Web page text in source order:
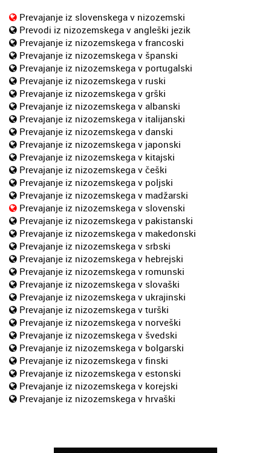
Prevajanje iz slovenskega v nizozemski
Prevodi iz nizozemskega v angleški jezik
Prevajanje iz nizozemskega v francoski
Prevajanje iz nizozemskega v španski
Prevajanje iz nizozemskega v portugalski
Prevajanje iz nizozemskega v ruski
Prevajanje iz nizozemskega v grški
Prevajanje iz nizozemskega v albanski
Prevajanje iz nizozemskega v italijanski
Prevajanje iz nizozemskega v danski
Prevajanje iz nizozemskega v japonski
Prevajanje iz nizozemskega v kitajski
Prevajanje iz nizozemskega v češki
Prevajanje iz nizozemskega v poljski
Prevajanje iz nizozemskega v madžarski
Prevajanje iz nizozemskega v slovenski
Prevajanje iz nizozemskega v pakistanski
Prevajanje iz nizozemskega v makedonski
Prevajanje iz nizozemskega v srbski
Prevajanje iz nizozemskega v hebrejski
Prevajanje iz nizozemskega v romunski
Prevajanje iz nizozemskega v slovaški
Prevajanje iz nizozemskega v ukrajinski
Prevajanje iz nizozemskega v turški
Prevajanje iz nizozemskega v norveški
Prevajanje iz nizozemskega v švedski
Prevajanje iz nizozemskega v bolgarski
Prevajanje iz nizozemskega v finski
Prevajanje iz nizozemskega v estonski
Prevajanje iz nizozemskega v korejski
Prevajanje iz nizozemskega v hrvaški